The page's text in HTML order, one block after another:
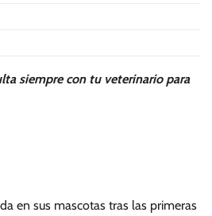
siempre con tu veterinario para
en sus mascotas tras las primeras